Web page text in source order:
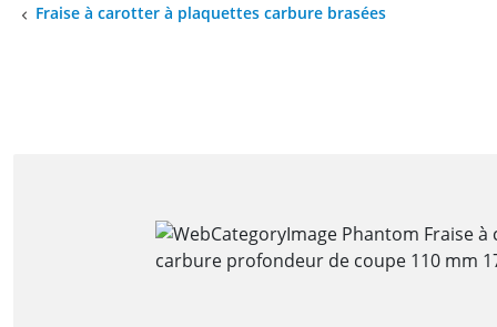
Fraise à carotter à plaquettes carbure brasées